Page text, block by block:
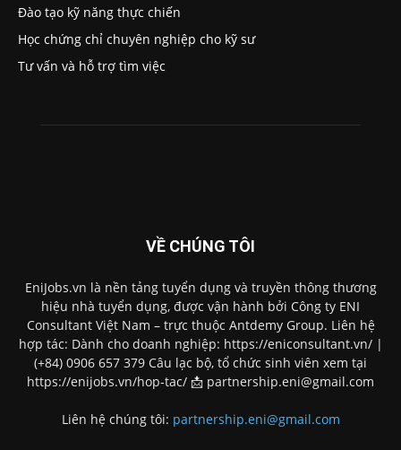
Đào tạo kỹ năng thực chiến
Học chứng chỉ chuyên nghiệp cho kỹ sư
Tư vấn và hỗ trợ tìm việc
VỀ CHÚNG TÔI
EniJobs.vn là nền tảng tuyển dụng và truyền thông thương
hiệu nhà tuyển dụng, được vận hành bởi Công ty ENI
Consultant Việt Nam – trực thuộc Antdemy Group. Liên hệ
hợp tác: Dành cho doanh nghiệp: https://eniconsultant.vn/ |
(+84) 0906 657 379 Câu lạc bộ, tổ chức sinh viên xem tại
https://enijobs.vn/hop-tac/ 📩 partnership.eni@gmail.com
Liên hệ chúng tôi: partnership.eni@gmail.com